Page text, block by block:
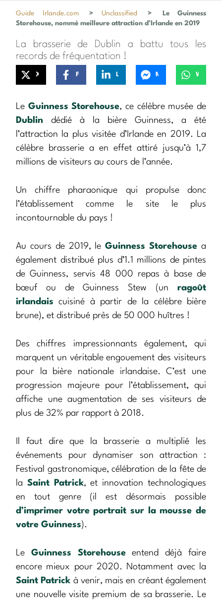
Guide Irlande.com > Unclassified >
Le Guinness
Storehouse, nommé meilleure attraction d’Irlande en 2019
La brasserie de Dublin a battu tous les
records de fréquentation !
Le Guinness Storehouse, ce célèbre musée de
Dublin dédié à la bière Guinness, a été
l’attraction la plus visitée d’Irlande en 2019. La
célèbre brasserie a en effet attiré jusqu’à 1,7
millions de visiteurs au cours de l’année.
Un chiffre pharaonique qui propulse donc
l’établissement comme le site le plus
incontournable du pays !
Au cours de 2019, leGuinness Storehouse a
également distribué plus d’1.1 millions de pintes
de Guinness, servis 48 000 repas à base de
bœuf ou de Guinness Stew (un ragoût
irlandais cuisiné à partir de la célèbre bière
brune), et distribué près de 50 000 huîtres !
Des chiffres impressionnants également, qui
marquent un véritable engouement des visiteurs
pour la bière nationale irlandaise. C’est une
progression majeure pour l’établissement, qui
affiche une augmentation de ses visiteurs de
plus de 32% par rapport à 2018.
Il faut dire que la brasserie a multiplié les
événements pour dynamiser son attraction :
Festival gastronomique, célébration de la fête de
la Saint Patrick, et innovation technologiques
en tout genre (il est désormais possible
d’imprimer votre portrait sur la mousse de
votre Guinness).
Le Guinness Storehouseentend déjà faire
encore mieux pour 2020. Notamment avec la
Saint Patrick à venir, mais en créant également
une nouvelle visite premium de sa brasserie. Le